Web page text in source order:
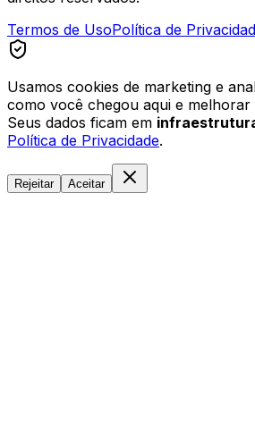
Termos de UsoPolítica de
Usamos cookies de marketing e
como você chegou aqui e melhorar
Seus dados ficam em
Política de Privacidade.
Rejeitar Aceitar